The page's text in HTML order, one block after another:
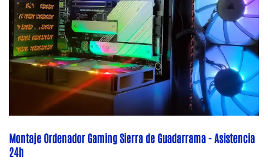
Montaje Ordenador Gaming Sierra de Guadarrama - Asistencia
24h